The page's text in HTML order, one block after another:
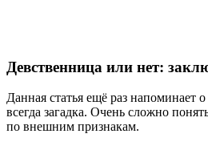
Девственница или нет:
Данная статья ещё раз напоминает
всегда загадка. Очень сложно
по внешним признакам.